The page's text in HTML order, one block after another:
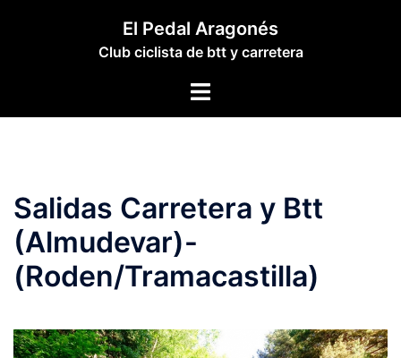
El Pedal Aragonés
Club ciclista de btt y carretera
Alternar
Salidas Carretera y Btt
(Almudevar)-
(Roden/Tramacastilla)